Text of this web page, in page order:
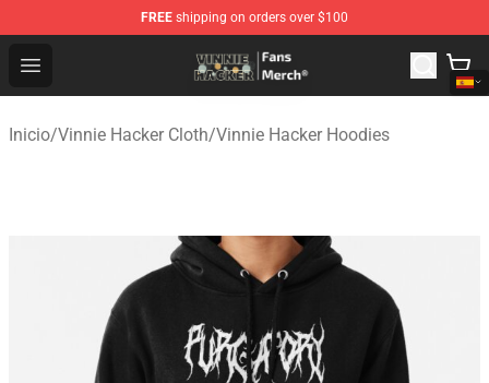
FREE shipping on orders over $100
Open menu
Vinnie Hacker Store - Official Vinnie Hacker Merchandise
Inicio/Vinnie Hacker Cloth/Vinnie Hacker Hoodies